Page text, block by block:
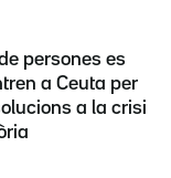
persones es
a Ceuta per
a la crisi